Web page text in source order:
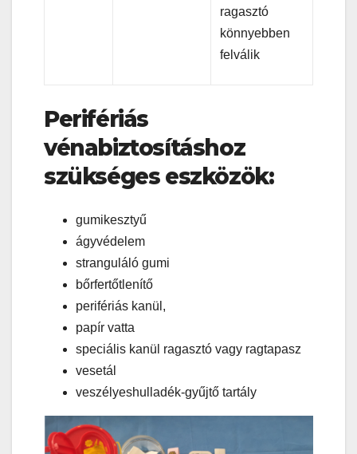
ragasztó
könnyebben
felválik
Perifériás
vénabiztosításhoz
szükséges eszközök:
gumikesztyű
ágyvédelem
stranguláló gumi
bőrfertőtlenítő
perifériás kanül,
papír vatta
speciális kanül ragasztó vagy ragtapasz
vesetál
veszélyeshulladék-gyűjtő tartály